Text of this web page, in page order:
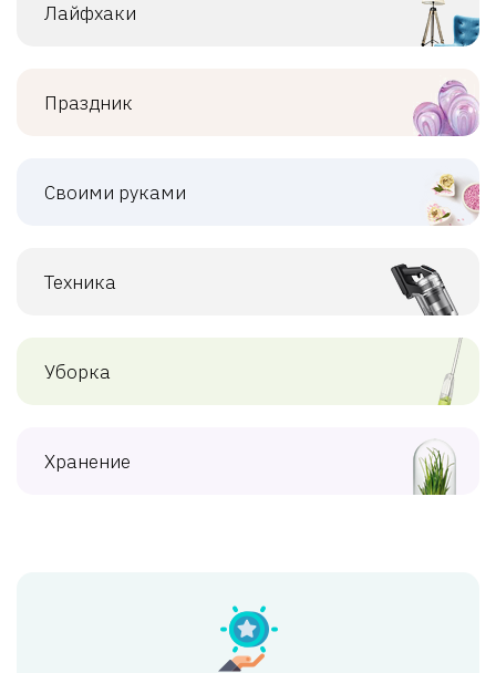
Лайфхаки
Праздник
Своими руками
Техника
Уборка
Хранение